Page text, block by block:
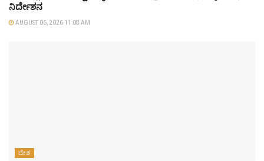
ನಿರ್ದೇಶನ
AUGUST 06, 2026 11:08 AM
ದೇಶ